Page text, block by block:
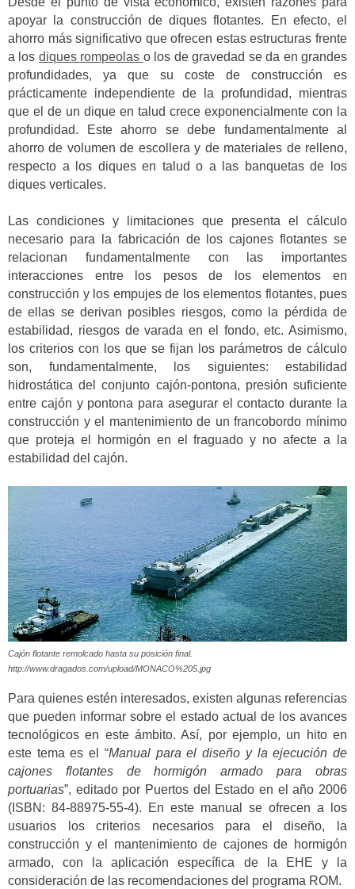
apoyar la construcción de diques flotantes. En efecto, el
ahorro más significativo que ofrecen estas estructuras frente
a los diques rompeolas olos de gravedad se da en grandes
profundidades, ya que su coste de construcción es
prácticamente independiente de la profundidad, mientras
que el de un dique en talud crece exponencialmente con la
profundidad. Este ahorro se debe fundamentalmente al
ahorro de volumen de escollera y de materiales de relleno,
respecto a los diques en talud o a las banquetas de los
diques verticales.
Las condiciones y limitaciones que presenta el cálculo
necesario para la fabricación de los cajones flotantes se
relacionan fundamentalmente con las importantes
interacciones entre los pesos de los elementos en
construcción y los empujes de los elementos flotantes, pues
de ellas se derivan posibles riesgos, como la pérdida de
estabilidad, riesgos de varada en el fondo, etc. Asimismo,
los criterios con los que se fijan los parámetros de cálculo
son, fundamentalmente, los siguientes: estabilidad
hidrostática del conjunto cajón-pontona, presión suficiente
entre cajón y pontona para asegurar el contacto durante la
construcción y el mantenimiento de un francobordo mínimo
que proteja el hormigón en el fraguado y no afecte a la
estabilidad del cajón.
Cajón flotante remolcado hasta su posición final.
http://www.dragados.com/upload/MONACO%205.jpg
Para quienes estén interesados, existen algunas referencias
que pueden informar sobre el estado actual de los avances
tecnológicos en este ámbito. Así, por ejemplo, un hito en
este tema es el “Manual para el diseño y la ejecución de
cajones flotantes de hormigón armado para obras
portuarias”, editado por Puertos del Estado en el año 2006
(ISBN: 84-88975-55-4). En este manual se ofrecen a los
usuarios los criterios necesarios para el diseño, la
construcción y el mantenimiento de cajones de hormigón
armado, con la aplicación específica de la EHE y la
consideración de las recomendaciones del programa ROM.